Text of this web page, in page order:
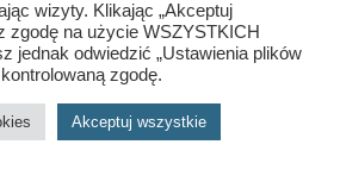
UDOSTĘPNIJ
UDOSTĘPNIJ
wizyty. Klikając „Akceptuj
zgodę na użycie WSZYSTKICH
jednak odwiedzić „Ustawienia plików
zgodę.
Akceptuj wszystkie